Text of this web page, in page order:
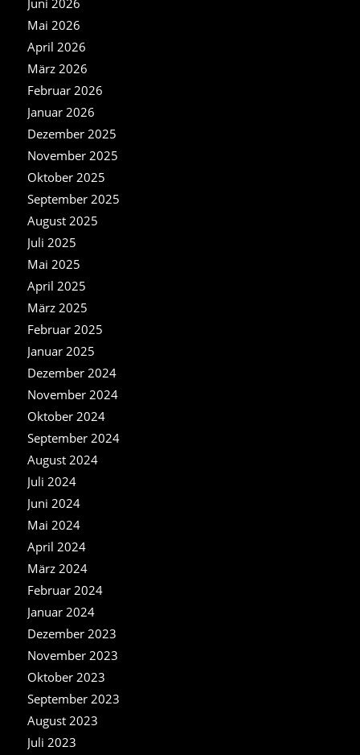
Juni 2026
Mai 2026
April 2026
März 2026
Februar 2026
Januar 2026
Dezember 2025
November 2025
Oktober 2025
September 2025
August 2025
Juli 2025
Mai 2025
April 2025
März 2025
Februar 2025
Januar 2025
Dezember 2024
November 2024
Oktober 2024
September 2024
August 2024
Juli 2024
Juni 2024
Mai 2024
April 2024
März 2024
Februar 2024
Januar 2024
Dezember 2023
November 2023
Oktober 2023
September 2023
August 2023
Juli 2023